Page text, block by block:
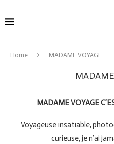
Home MADAME VOYAGE
MADAME VOYAGE
Voyageuse insatiable,
curieuse, je n’ai